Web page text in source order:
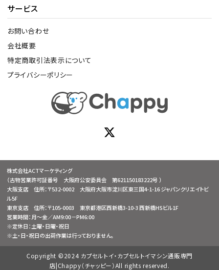
サービス
お問い合わせ
会社概要
特定商取引法表示について
プライバシーポリシー
株式会社ACTマーケティング
（古物営業許可証番号 大阪府公安委員会 第621150183222号 ）
大阪支店 住所：〒532-0002 大阪府大阪市淀川区東三国4-1-16 ジャパンクリエイトビ
ル5F
東京支店 住所：〒105-0003 東京都港区西新橋3-10-3 西新橋HSビル1F
営業時間：月～金／AM9:00－PM6:00
※定休日：土曜・日曜・祝日
※土・日・祝日の出荷作業は行っておりません。
Copyright ©2024 カプセルトイ・カプセルトイマシン通販専門
店|Chappy（チャッピー）All rights reserved.